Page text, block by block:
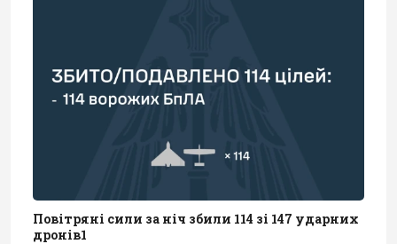
Повітряні сили за ніч збили 114 зі 147 ударних
дронів1